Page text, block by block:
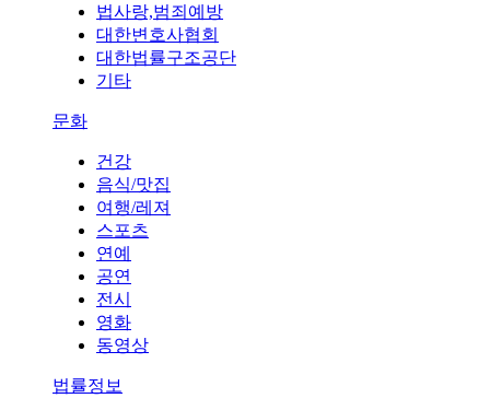
법사랑,범죄예방
대한변호사협회
대한법률구조공단
기타
문화
건강
음식/맛집
여행/레져
스포츠
연예
공연
전시
영화
동영상
법률정보